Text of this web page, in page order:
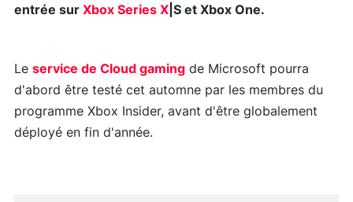
entrée sur Xbox Series X |S et Xbox One.
Le service de Cloud gaming de Microsoft pourra
d'abord être testé cet automne par les membres du
programme Xbox Insider, avant d'être globalement
déployé en fin d'année.